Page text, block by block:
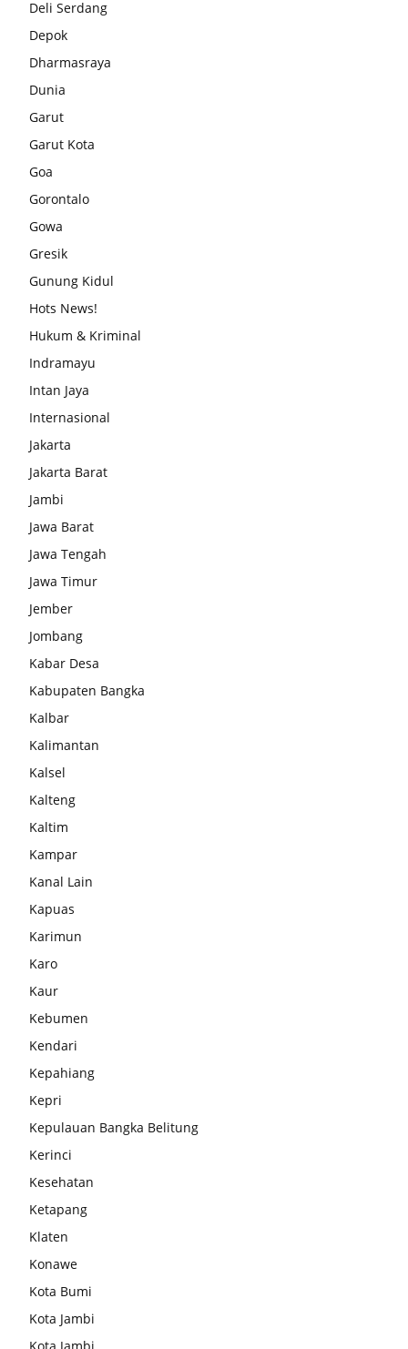
Deli Serdang
Depok
Dharmasraya
Dunia
Garut
Garut Kota
Goa
Gorontalo
Gowa
Gresik
Gunung Kidul
Hots News!
Hukum & Kriminal
Indramayu
Intan Jaya
Internasional
Jakarta
Jakarta Barat
Jambi
Jawa Barat
Jawa Tengah
Jawa Timur
Jember
Jombang
Kabar Desa
Kabupaten Bangka
Kalbar
Kalimantan
Kalsel
Kalteng
Kaltim
Kampar
Kanal Lain
Kapuas
Karimun
Karo
Kaur
Kebumen
Kendari
Kepahiang
Kepri
Kepulauan Bangka Belitung
Kerinci
Kesehatan
Ketapang
Klaten
Konawe
Kota Bumi
Kota Jambi